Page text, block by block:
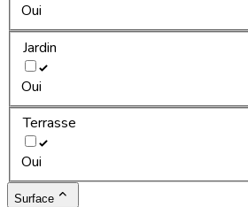
Oui
Jardin
Oui
Terrasse
Oui
Surface